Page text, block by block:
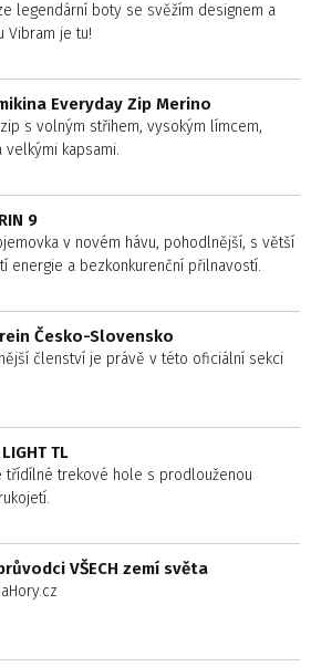
legendární boty se svěžím designem a
Vibram je tu!
Everyday Zip Merino
s volným střihem, vysokým límcem,
velkými kapsami.
9
v novém hávu, pohodlnější, s větší
energie a bezkonkurenční přilnavostí.
Česko-Slovensko
členství je právě v této oficiální sekci
TL
třídílné trekové hole s prodlouženou
VŠECH zemí světa